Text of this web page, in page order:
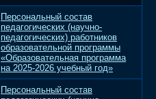
Персональный состав
педагогических (научно-
педагогических) работников
образовательной программы
«Образовательная программа
на 2025-2026 учебный год»
Персональный состав